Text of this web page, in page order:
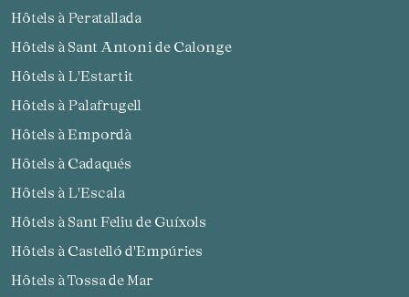
Hôtels à Peratallada
Hôtels à Sant Antoni de Calonge
Hôtels à L'Estartit
Hôtels à Palafrugell
Hôtels à Empordà
Hôtels à Cadaqués
Hôtels à L'Escala
Hôtels à Sant Feliu de Guíxols
Hôtels à Castelló d'Empúries
Hôtels à Tossa de Mar